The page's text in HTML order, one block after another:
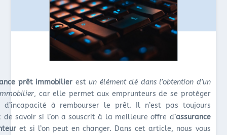
prêt immobilier estun élément clé dans l’obtention d’un
, car elle permet aux emprunteurs de se protéger
d’incapacité à rembourser le prêt. Il n’est pas toujours
de savoir si l’on a souscrit à la meilleure offre d’assurance
et si l’on peut en changer. Dans cet article, nous vous